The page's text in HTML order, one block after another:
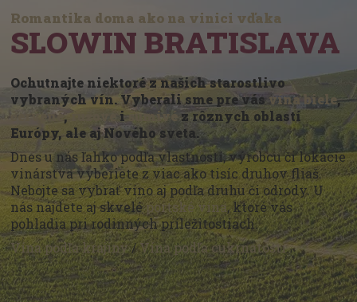
Romantika doma ako na vinici vďaka
SLOWIN BRATISLAVA
Ochutnajte niektoré z našich starostlivo
vybraných vín. Vyberali sme pre vásvína biele,
červené, i šumivé z rôznych oblastí
Európy, ale aj Nového sveta.
Dnes u nás ľahko podľa vlastností, výrobcu či lokácie
vinárstva vyberiete z viac ako tisíc druhov fliaš.
Nebojte sa vybrať víno aj podľa druhu či odrody. U
nás nájdete aj skveléportské vína, ktoré vás
pohladia pri rodinných príležitostiach.
Vína podľa krajiny/Vína podľa cukrnatosti